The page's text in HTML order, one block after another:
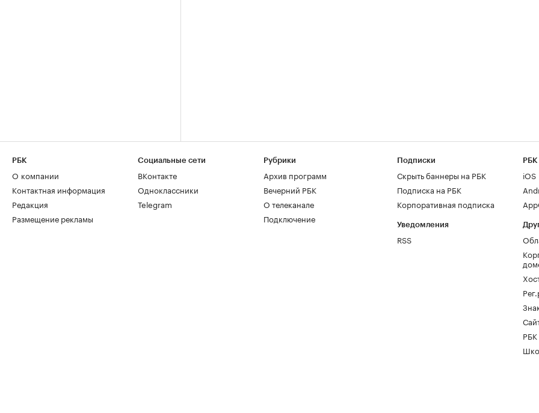
РБК
О компании
Контактная информация
Редакция
Размещение рекламы
Социальные сети
ВКонтакте
Одноклассники
Telegram
Рубрики
Архив программ
Вечерний РБК
О телеканале
Подключение
Подписки
Скрыть баннеры на РБК
Подписка на РБК
Корпоративная подписка
Уведомления
RSS
РБК
iOS